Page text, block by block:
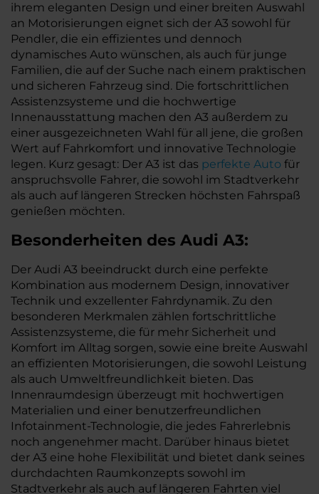
ihrem eleganten Design und einer breiten Auswahl
an Motorisierungen eignet sich der A3 sowohl für
Pendler, die ein effizientes und dennoch
dynamisches Auto wünschen, als auch für junge
Familien, die auf der Suche nach einem praktischen
und sicheren Fahrzeug sind. Die fortschrittlichen
Assistenzsysteme und die hochwertige
Innenausstattung machen den A3 außerdem zu
einer ausgezeichneten Wahl für all jene, die großen
Wert auf Fahrkomfort und innovative Technologie
legen. Kurz gesagt: Der A3 ist das perfekte Auto für
anspruchsvolle Fahrer, die sowohl im Stadtverkehr
als auch auf längeren Strecken höchsten Fahrspaß
genießen möchten.
Besonderheiten des Audi A3:
Der Audi A3 beeindruckt durch eine perfekte
Kombination aus modernem Design, innovativer
Technik und exzellenter Fahrdynamik. Zu den
besonderen Merkmalen zählen fortschrittliche
Assistenzsysteme, die für mehr Sicherheit und
Komfort im Alltag sorgen, sowie eine breite Auswahl
an effizienten Motorisierungen, die sowohl Leistung
als auch Umweltfreundlichkeit bieten. Das
Innenraumdesign überzeugt mit hochwertigen
Materialien und einer benutzerfreundlichen
Infotainment-Technologie, die jedes Fahrerlebnis
noch angenehmer macht. Darüber hinaus bietet
der A3 eine hohe Flexibilität und bietet dank seines
durchdachten Raumkonzepts sowohl im
Stadtverkehr als auch auf längeren Fahrten viel